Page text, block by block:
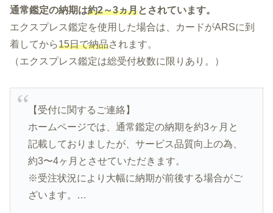
通常鑑定の納期は約2～3ヵ月とされています。
エクスプレス鑑定を使用した場合は、カードがARSに到
着してから15日で納品されます。
（エクスプレス鑑定は総受付枚数に限りあり。）
【受付に関するご連絡】
ホームページでは、通常鑑定の納期を約3ヶ月と
記載しておりましたが、サービス品質向上の為、
約3〜4ヶ月とさせていただきます。
※受注状況により大幅に納期が前後する場合がご
ざいます。…